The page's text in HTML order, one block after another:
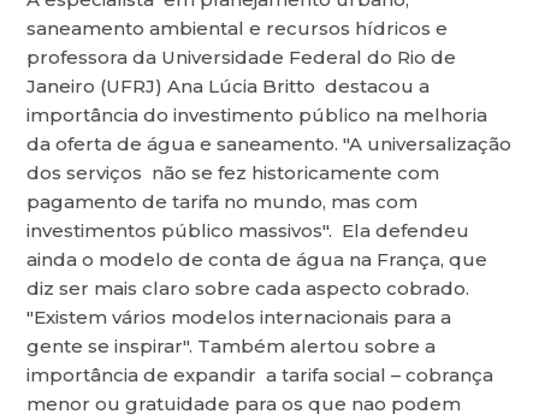
saneamento ambiental e recursos hídricos e
professora da Universidade Federal do Rio de
Janeiro (UFRJ) Ana Lúcia Britto destacou a
importância do investimento público na melhoria
da oferta de água e saneamento. "A universalização
dos serviços não se fez historicamente com
pagamento de tarifa no mundo, mas com
investimentos público massivos". Ela defendeu
ainda o modelo de conta de água na França, que
diz ser mais claro sobre cada aspecto cobrado.
"Existem vários modelos internacionais para a
gente se inspirar". Também alertou sobre a
importância de expandir a tarifa social – cobrança
menor ou gratuidade para os que nao podem